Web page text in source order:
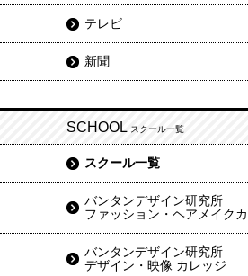
テレビ
新聞
SCHOOL スクール一覧
スクール一覧
バンタンデザイン研究所
ファッション・ヘアメイク
バンタンデザイン研究所
デザイン・映像 カレッジ